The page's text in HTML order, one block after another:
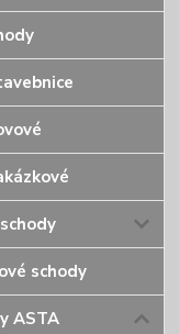
schody
ASTA